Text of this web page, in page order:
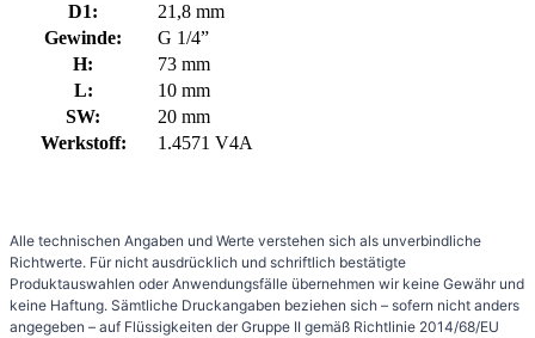
D1:
21,8 mm
Gewinde:
G 1/4”
H:
73 mm
L:
10 mm
SW:
20 mm
Werkstoff:
1.4571 V4A
Alle technischen Angaben und Werte verstehen sich als unverbindliche
Richtwerte. Für nicht ausdrücklich und schriftlich bestätigte
Produktauswahlen oder Anwendungsfälle übernehmen wir keine Gewähr und
keine Haftung. Sämtliche Druckangaben beziehen sich – sofern nicht anders
angegeben – auf Flüssigkeiten der Gruppe II gemäß Richtlinie 2014/68/EU